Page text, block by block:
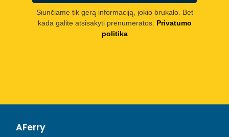
Siunčiame tik gerą informaciją, jokio brukalo. Bet
kada galite atsisakyti prenumeratos. Privatumo
politika
AFerry